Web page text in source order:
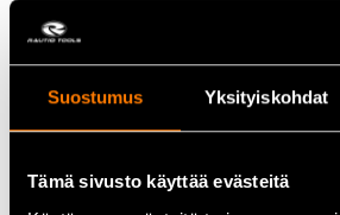
Suostumus Yksityiskohdat
Tämä sivusto käyttää evästeitä
Pitkä käyttöikä ja luotettavuus